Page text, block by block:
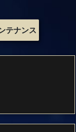
テナンス